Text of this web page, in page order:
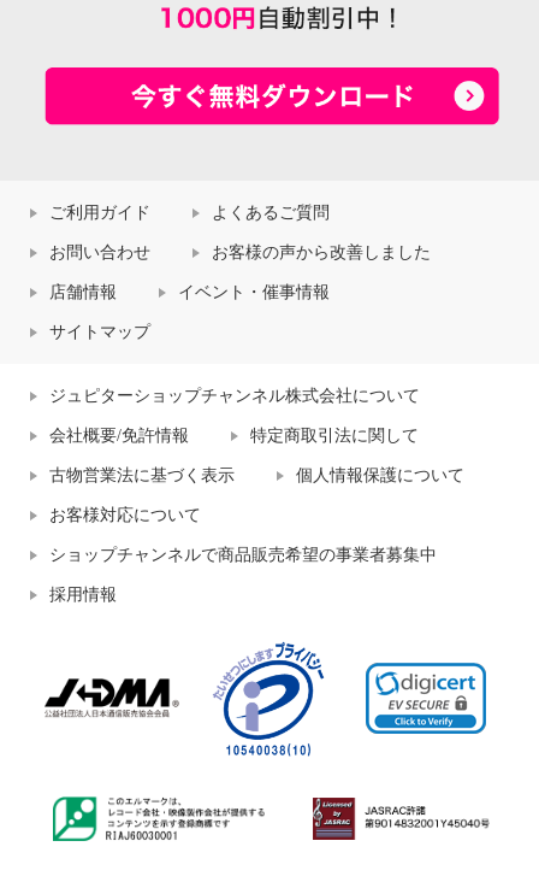
ご利用ガイド よくあるご質問
お問い合わせ お客様の声から改善しました
店舗情報 イベント・催事情報
サイトマップ
ジュピターショップチャンネル株式会社について
会社概要/免許情報 特定商取引法に関して
古物営業法に基づく表示 個人情報保護について
お客様対応について
ショップチャンネルで商品販売希望の事業者募集中
採用情報